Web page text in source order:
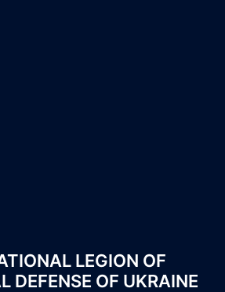
LEGION OF
DEFENSE OF UKRAINE